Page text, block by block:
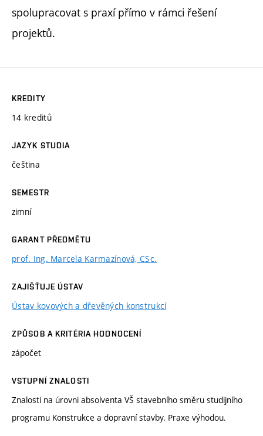
spolupracovat s praxí přímo v rámci řešení
projektů.
KREDITY
14 kreditů
JAZYK STUDIA
čeština
SEMESTR
zimní
GARANT PŘEDMĚTU
prof. Ing. Marcela Karmazínová, CSc.
ZAJIŠŤUJE ÚSTAV
Ústav kovových a dřevěných konstrukcí
ZPŮSOB A KRITÉRIA HODNOCENÍ
zápočet
VSTUPNÍ ZNALOSTI
Znalosti na úrovni absolventa VŠ stavebního směru studijního
programu Konstrukce a dopravní stavby. Praxe výhodou.